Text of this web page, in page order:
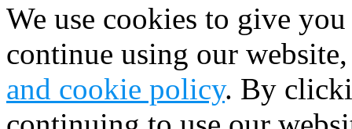
We use cookies to give
continue using our
and cookie policy. By